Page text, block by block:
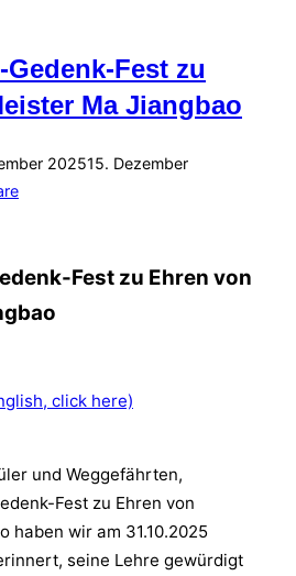
Fest zu
Ma Jiangbao
202515. Dezember
Fest zu Ehren von
click here)
und Weggefährten,
Fest zu Ehren von
haben wir am 31.10.2025
seine Lehre gewürdigt